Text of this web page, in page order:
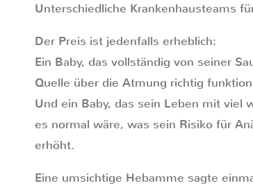
Unterschiedliche Krankenhausteams
Der Preis ist jedenfalls erheblich:
Ein Baby, das vollständig von seiner
Quelle über die Atmung richtig
Und ein Baby, das sein Leben mit viel
es normal wäre, was sein Risiko für
erhöht.
Eine umsichtige Hebamme sagte